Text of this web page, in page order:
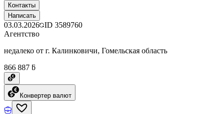
Контакты
Написать
03.03.2026 ID 3589760
Агентство
недалеко от г. Калинковичи, Гомельская область
866 887 ƃ
Конвертер валют